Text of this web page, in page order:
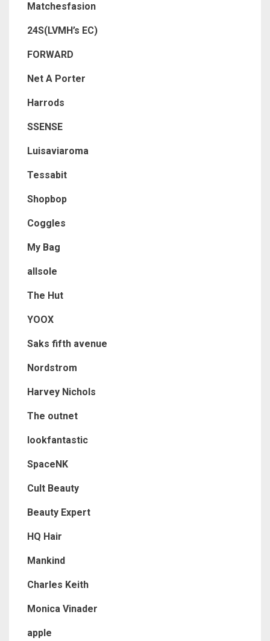
Matchesfasion
24S(LVMH’s EC)
FORWARD
Net A Porter
Harrods
SSENSE
Luisaviaroma
Tessabit
Shopbop
Coggles
My Bag
allsole
The Hut
YOOX
Saks fifth avenue
Nordstrom
Harvey Nichols
The outnet
lookfantastic
SpaceNK
Cult Beauty
Beauty Expert
HQ Hair
Mankind
Charles Keith
Monica Vinader
apple